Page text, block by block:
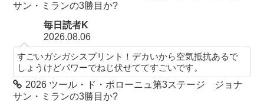
サン・ミランの3勝目か?
毎日読者K
2026.08.06
すごいガシガシスプリント！デカいから空気抵抗あるで
しょうけどパワーでねじ伏せててすごいです。
2026 ツール・ド・ポローニュ第3ステージ ジョナ
サン・ミランの3勝目か?